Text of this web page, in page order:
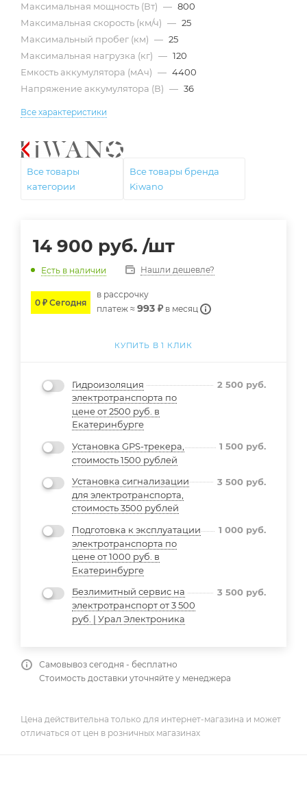
Максимальная мощность (Вт) — 800
Максимальная скорость (км/ч) — 25
Максимальный пробег (км) — 25
Максимальная нагрузка (кг) — 120
Емкость аккумулятора (мАч) — 4400
Напряжение аккумулятора (В) — 36
Все характеристики
Все товары
категории
Все товары бренда
Kiwano
14 900 руб. /шт
Есть в наличии Нашли дешевле?
0 ₽ Сегодня
в расcрочку
платеж ≈ 993 ₽ в месяц
КУПИТЬ В 1 КЛИК
Гидроизоляция
электротранспорта по
цене от 2500 руб. в
Екатеринбурге
2 500 руб.
Установка GPS-трекера,
стоимость 1500 рублей
1 500 руб.
Установка сигнализации
для электротранспорта,
стоимость 3500 рублей
3 500 руб.
Подготовка к эксплуатации
электротранспорта по
цене от 1000 руб. в
Екатеринбурге
1 000 руб.
Безлимитный сервис на
электротранспорт от 3 500
руб. | Урал Электроника
3 500 руб.
Самовывоз сегодня - бесплатно
Стоимость доставки уточняйте у менеджера
Цена действительна только для интернет-магазина и может
отличаться от цен в розничных магазинах